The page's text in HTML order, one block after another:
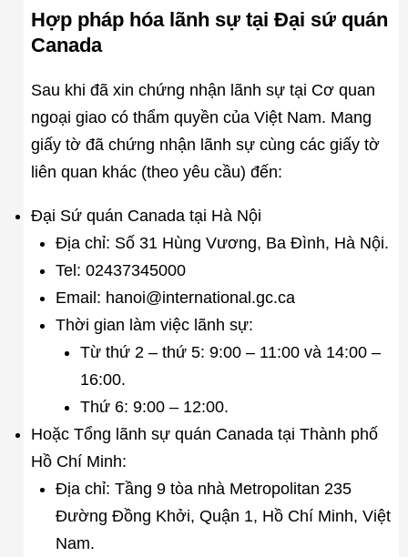
Hợp pháp hóa lãnh sự tại Đại sứ quán
Canada
Sau khi đã xin chứng nhận lãnh sự tại Cơ quan
ngoại giao có thẩm quyền của Việt Nam. Mang
giấy tờ đã chứng nhận lãnh sự cùng các giấy tờ
liên quan khác (theo yêu cầu) đến:
Đại Sứ quán Canada tại Hà Nội
Địa chỉ: Số 31 Hùng Vương, Ba Đình, Hà Nội.
Tel: 02437345000
Email: hanoi@international.gc.ca
Thời gian làm việc lãnh sự:
Từ thứ 2 – thứ 5: 9:00 – 11:00 và 14:00 –
16:00.
Thứ 6: 9:00 – 12:00.
Hoặc Tổng lãnh sự quán Canada tại Thành phố
Hồ Chí Minh:
Địa chỉ: Tầng 9 tòa nhà Metropolitan 235
Đường Đồng Khởi, Quận 1, Hồ Chí Minh, Việt
Nam.